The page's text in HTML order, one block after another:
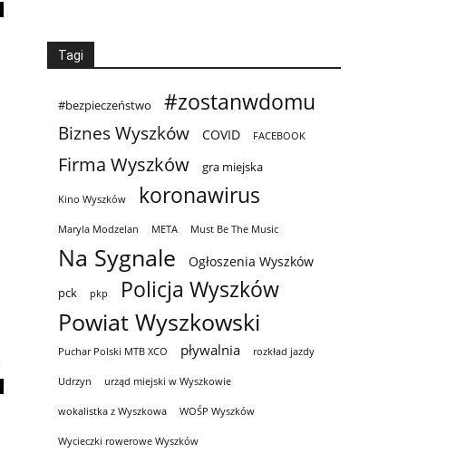
Tagi
#bezpieczeństwo #zostanwdomu
Biznes Wyszków COVID FACEBOOK
Firma Wyszków gra miejska
Kino Wyszków koronawirus
Maryla Modzelan META Must Be The Music
Na Sygnale Ogłoszenia Wyszków
pck pkp Policja Wyszków
Powiat Wyszkowski
Puchar Polski MTB XCO pływalnia rozkład jazdy
Udrzyn urząd miejski w Wyszkowie
wokalistka z Wyszkowa WOŚP Wyszków
Wycieczki rowerowe Wyszków